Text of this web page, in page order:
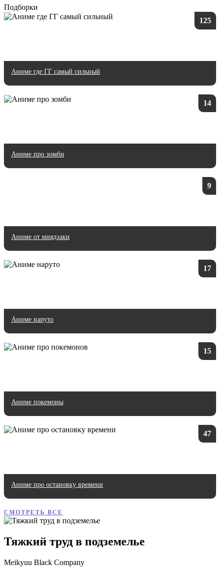
Подборки
125
Аниме где ГГ самый сильный
14
Аниме про зомби
9
Аниме от миядзаки
17
Аниме наруто
15
Аниме покемоны
47
Аниме про остановку времени
СМОТРЕТЬ ВСЕ
Тяжкий труд в подземелье
Meikyuu Black Company